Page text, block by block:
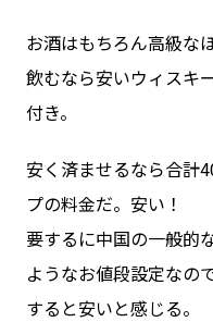
お酒はもちろん高級な
飲むなら安いウィスキ
付き。
安く済ませるなら合計
プの料金だ。安い！
要するに中国の一般的
ようなお値段設定なの
すると安いと感じる。